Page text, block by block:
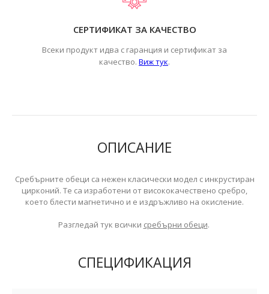
СЕРТИФИКАТ ЗА КАЧЕСТВО
Всеки продукт идва с гаранция и сертификат за
качество. Виж тук.
ОПИСАНИЕ
Сребърните обеци са нежен класически модел с инкрустиран
цирконий. Те са изработени от висококачествено сребро,
което блести магнетично и е издръжливо на окисление.
Разгледай тук всички сребърни обеци.
СПЕЦИФИКАЦИЯ